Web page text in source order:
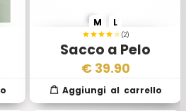
(2)
Sacco a Pelo
Esercito Inglese
Mod 90
M L
€ 39.90